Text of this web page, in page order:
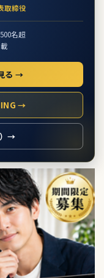
取締役
名超
る →
→
）→